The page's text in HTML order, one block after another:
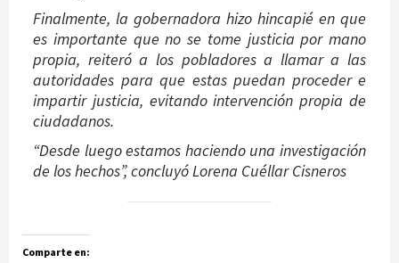
Finalmente, la gobernadora hizo hincapié en que
es importante que no se tome justicia por mano
propia, reiteró a los pobladores a llamar a las
autoridades para que estas puedan proceder e
impartir justicia, evitando intervención propia de
ciudadanos.
“Desde luego estamos haciendo una investigación
de los hechos”, concluyó Lorena Cuéllar Cisneros
Comparte en: